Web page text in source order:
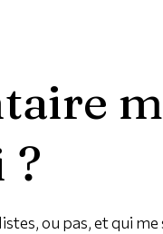
?
ou pas, et qui me